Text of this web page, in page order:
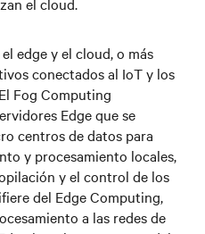
edge y el cloud, o más
conectados al IoT y los
Fog Computing
Edge que se
centros de datos para
y procesamiento locales,
y el control de los
del Edge Computing,
a las redes de